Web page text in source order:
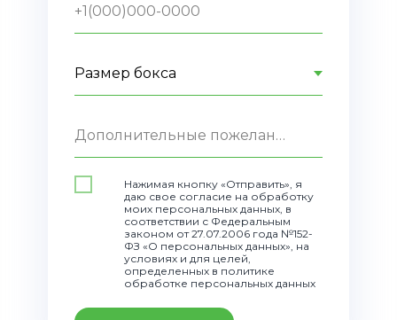
+1(000)000-0000
Дополнительные пожелания
Нажимая кнопку «Отправить», я
даю свое согласие на обработку
моих персональных данных, в
соответствии с Федеральным
законом от 27.07.2006 года №152-
ФЗ «О персональных данных», на
условиях и для целей,
определенных в политике
обработке персональных данных